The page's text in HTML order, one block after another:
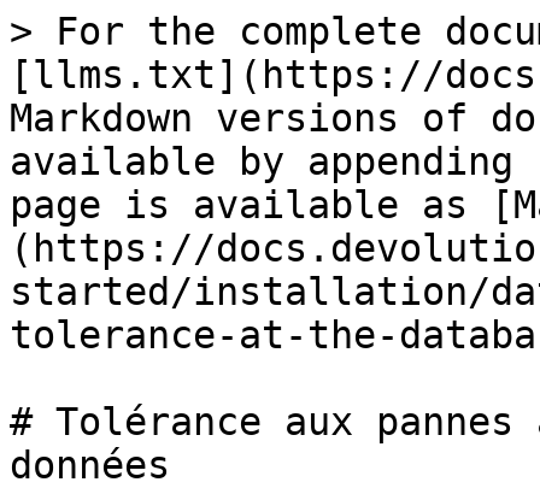
> For the complete
[llms.txt](https://
Markdown versions of
available by
page is available as
(https://
started/installation/
tolerance-at-the-
# Tolérance aux
données